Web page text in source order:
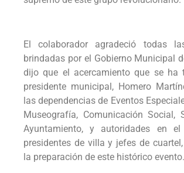
El colaborador agradeció todas
brindadas por el Gobierno Municipal
dijo que el acercamiento que se ha
presidente municipal, Homero
las dependencias de Eventos
Museografía, Comunicación Social,
Ayuntamiento, y autoridades en
presidentes de villa y jefes de
la preparación de este histórico evento.